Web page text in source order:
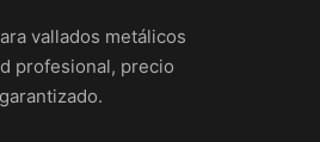
vallados metálicos
profesional, precio